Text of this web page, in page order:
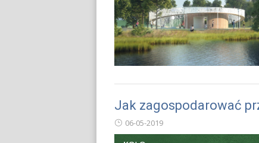
Jak zagospodarować
06-05-2019